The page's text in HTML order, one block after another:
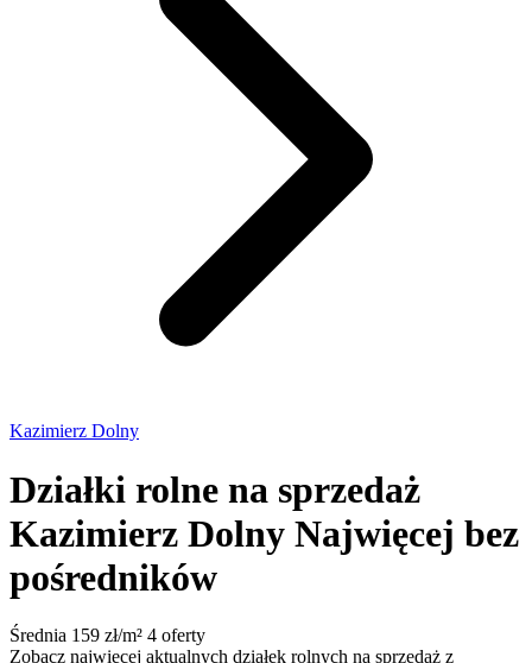
Kazimierz Dolny
Działki rolne na sprzedaż
Kazimierz Dolny Najwięcej bez
pośredników
Średnia 159 zł/m² 4 oferty
Zobacz najwięcej aktualnych działek rolnych na sprzedaż z